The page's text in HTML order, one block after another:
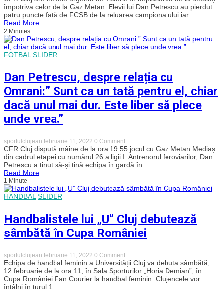
blestemul
pentru
CFR
caută
victoria
Mediaș
după
patru
remize
consecutive!
împotriva celor de la Gaz Metan. Elevii lui Dan Petrescu au pierdut
patru puncte față de FCSB de la reluarea campionatului iar...
Read More
2 Minutes
FOTBAL SLIDER
Dan Petrescu, despre relația cu
Omrani:” Sunt ca un tată pentru el, chiar
dacă unul mai dur. Este liber să plece
unde vrea.”
sportulclujean februarie 11, 2022 0 Commenton
Dan
Petrescu,
despre
relația
Sunt
pentru
el,
chiar
dacă
dur.
Este
liber
să
CFR Cluj dispută mâine de la ora 19:55 jocul cu Gaz Metan Mediaș
din cadrul etapei cu numărul 26 a ligii I. Antrenorul feroviarilor, Dan
Petrescu a ținut să-și țină echipa în gardă în...
Read More
1 Minute
HANDBAL SLIDER
Handbalistele lui „U” Cluj debutează
sâmbătă în Cupa României
sportulclujean februarie 11, 2022 0 Commenton
Handbalistele
lui
„U”
Cluj
Echipa de handbal feminin a Universității Cluj va debuta sâmbătă,
12 februarie de la ora 11, în Sala Sporturilor „Horia Demian”, în
Cupa României Fan Courier la handbal feminin. Clujencele vor
întâlni în turul 1...